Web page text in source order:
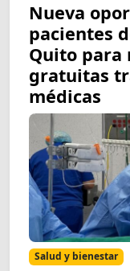
Nueva
pacientes
Quito para
gratuitas
médicas
Salud y bienestar